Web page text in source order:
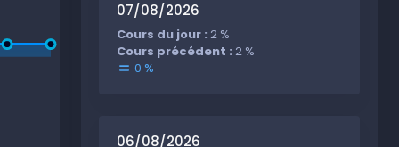
07/08/2026
Cours du jour : 2 %
Cours précédent : 2 %
0 %
06/08/2026